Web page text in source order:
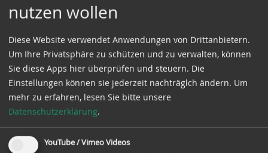
Der bundesweite Aktionstag der DGM
Traditionell am Pfingstmontag öffnen bundesweit
rund 650 historische Mühlen ihre Türen. Die
Deutsche Gesellschaft für Mühlenkunde und
Mühlenerhaltung (DGM) e.V. und ihre Landes- und
Regionalverbände laden zum Deutschen Mühlentag
ein. An diesem besonderen Tag lassen die
nutzen wollen
Diese Website verwendet Anwendungen von Drittanbietern.
Um Ihre Privatsphäre zu schützen und zu verwalten, können
Sie diese Apps hier überprüfen und steuern. Die
Einstellungen können sie jederzeit nachträglch ändern. Um
mehr zu erfahren, lesen Sie bitte unsere
Datenschutzerklärung.
YouTube / Vimeo Videos